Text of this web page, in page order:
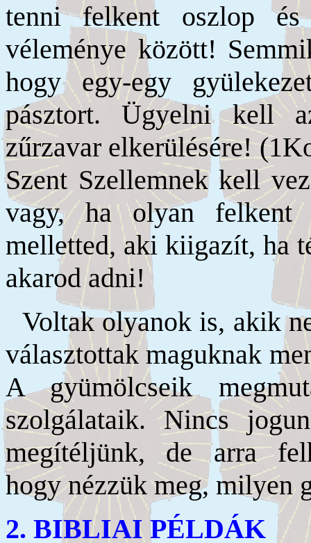
tenni felkent oszlop
véleménye között!
hogy egy-egy
pásztort. Ügyelni kell
zűrzavar elkerülésére!
Szent Szellemnek kell
vagy, ha olyan felkent
melletted, aki kiigazít, ha
akarod adni!
Voltak olyanok is, akik
választottak maguknak
A gyümölcseik
szolgálataik. Nincs
megítéljünk, de arra
hogy nézzük meg, milyen
2. BIBLIAI PÉLDÁK